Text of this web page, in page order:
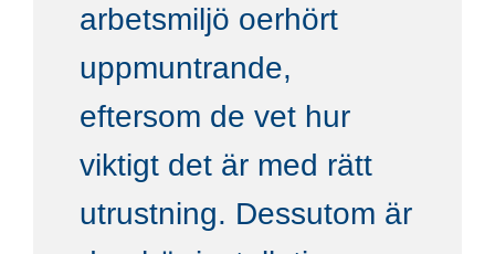
arbetsmiljö oerhört
uppmuntrande,
eftersom de vet hur
viktigt det är med rätt
utrustning. Dessutom är